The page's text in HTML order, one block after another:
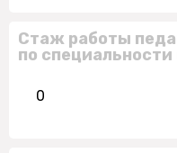
Стаж работы
по специальности
0